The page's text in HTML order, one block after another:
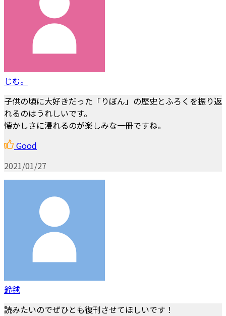
じむ。
子供の頃に大好きだった「りぼん」の歴史とふろくを振り返
れるのはうれしいです。
懐かしさに浸れるのが楽しみな一冊ですね。
Good
2021/01/27
鈴毬
読みたいのでぜひとも復刊させてほしいです！